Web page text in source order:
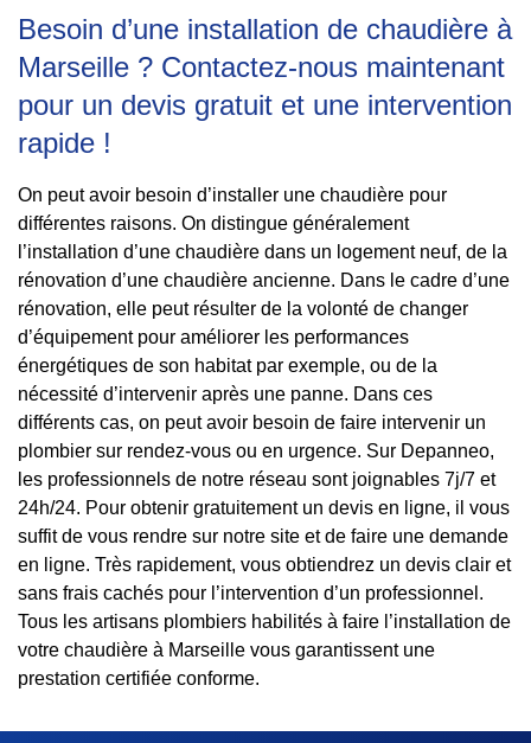
Besoin d’une installation de chaudière à
Marseille ? Contactez-nous maintenant
pour un devis gratuit et une intervention
rapide !
On peut avoir besoin d’installer une chaudière pour
différentes raisons. On distingue généralement
l’installation d’une chaudière dans un logement neuf, de la
rénovation d’une chaudière ancienne. Dans le cadre d’une
rénovation, elle peut résulter de la volonté de changer
d’équipement pour améliorer les performances
énergétiques de son habitat par exemple, ou de la
nécessité d’intervenir après une panne. Dans ces
différents cas, on peut avoir besoin de faire intervenir un
plombier sur rendez-vous ou en urgence. Sur Depanneo,
les professionnels de notre réseau sont joignables 7j/7 et
24h/24. Pour obtenir gratuitement un devis en ligne, il vous
suffit de vous rendre sur notre site et de faire une demande
en ligne. Très rapidement, vous obtiendrez un devis clair et
sans frais cachés pour l’intervention d’un professionnel.
Tous les artisans plombiers habilités à faire l’installation de
votre chaudière à Marseille vous garantissent une
prestation certifiée conforme.